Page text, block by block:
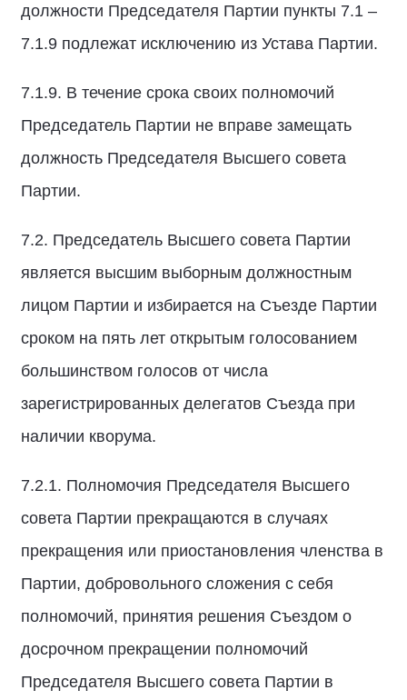
должности Председателя Партии пункты 7.1 –
7.1.9 подлежат исключению из Устава Партии.
7.1.9. В течение срока своих полномочий
Председатель Партии не вправе замещать
должность Председателя Высшего совета
Партии.
7.2. Председатель Высшего совета Партии
является высшим выборным должностным
лицом Партии и избирается на Съезде Партии
сроком на пять лет открытым голосованием
большинством голосов от числа
зарегистрированных делегатов Съезда при
наличии кворума.
7.2.1. Полномочия Председателя Высшего
совета Партии прекращаются в случаях
прекращения или приостановления членства в
Партии, добровольного сложения с себя
полномочий, принятия решения Съездом о
досрочном прекращении полномочий
Председателя Высшего совета Партии в